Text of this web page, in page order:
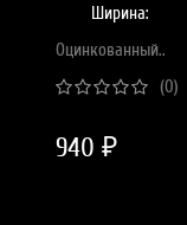
Ширина:
Оцинкованный..
(0)
940 ₽